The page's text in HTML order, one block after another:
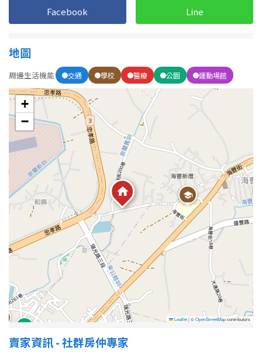
5~10樓 11~20樓
21樓以上
~ 樓
格局
1房
3房
4房 5房以上
屋齡
不拘
Facebook Line
地圖
周邊生活機能 交通 學校 醫療 公園 運動場館
+
−
Leaflet|©OpenStreetMapcontributors
賣家資訊 - 社群房仲專家